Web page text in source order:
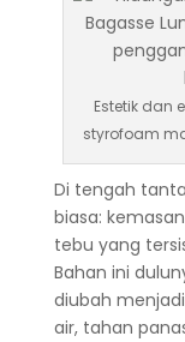
Estetik dan
styrofoam
Di tengah
biasa:
tebu yang
Bahan ini
diubah
air, tahan